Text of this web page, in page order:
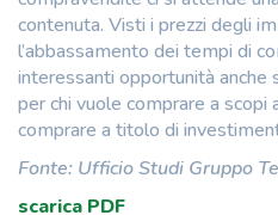
contenuta. Visti i prezzi degli
l’abbassamento dei tempi di
interessanti opportunità anche
per chi vuole comprare a scopi
comprare a titolo di
Fonte: Ufficio Studi Gruppo
scarica PDF